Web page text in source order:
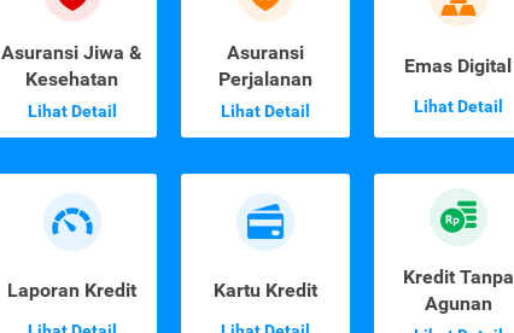
Asuransi Jiwa &
Kesehatan
Lihat Detail
Asuransi
Perjalanan
Lihat Detail
Emas Digital
Lihat Detail
Laporan Kredit Kartu Kredit
Kredit Tanpa
Agunan